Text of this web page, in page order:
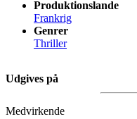
Produktionslande
Frankrig
Genrer
Thriller
Udgives på
Medvirkende